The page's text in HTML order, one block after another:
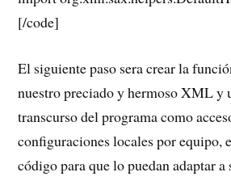
[/code]
El siguiente paso sera crear la
nuestro preciado y hermoso XML y
transcurso del programa como
configuraciones locales por equipo,
código para que lo puedan adaptar a